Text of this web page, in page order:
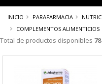
INICIO PARAFARMACIA
COMPLEMENTOS ALIMENTICIOS
Total de productos disponibles 78